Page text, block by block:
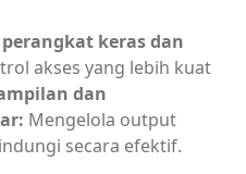
keras dan
dan
Mengelola output
secara efektif.